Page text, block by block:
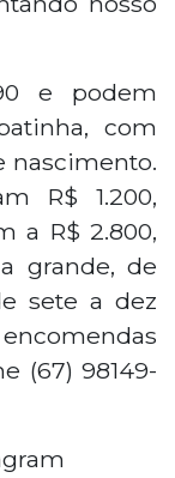
e podem
com
nascimento.
R$ 1.200,
a R$ 2.800,
grande, de
sete a dez
(67) 98149-